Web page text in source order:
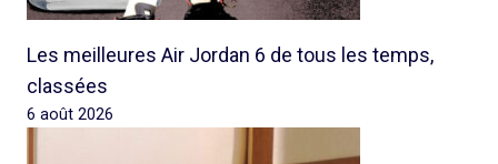
Les meilleures Air Jordan 6 de tous les temps,
classées
6 août 2026